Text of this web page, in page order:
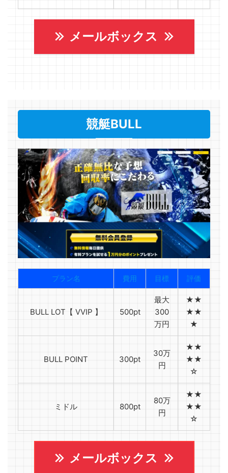
メールボックス
競艇BULL
プラン名 費用 目標 評価
BULL LOT【 VVIP 】 500pt
最大
300
万円
★★
★★
★
BULL POINT 300pt
30万
円
★★
★★
☆
ミドル 800pt
80万
円
★★
★★
☆
メールボックス